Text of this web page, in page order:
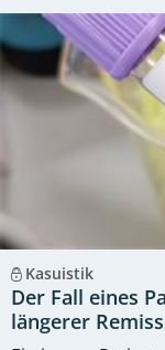
Kasuistik
Der Fall eines
längerer